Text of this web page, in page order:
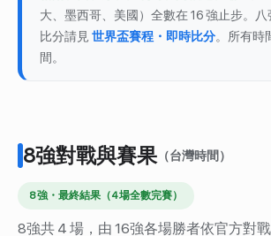
大、墨西哥、美國）全數在 16 強止步。
比分請見 世界盃賽程・即時比分。所有時
間。
8強對戰與賽果 （台灣時間）
8 強・最終結果（4 場全數完賽）
8強共 4 場，由 16強各場勝者依官方對